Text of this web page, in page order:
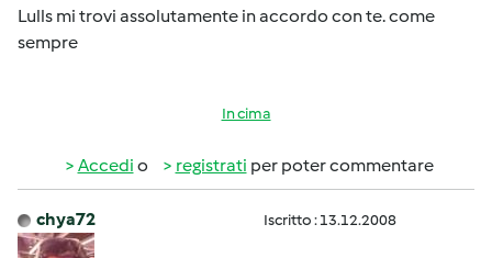
Lulls mi trovi assolutamente in accordo con te. come
sempre
In cima
Accedi o registrati per poter commentare
chya72 Iscritto : 13.12.2008